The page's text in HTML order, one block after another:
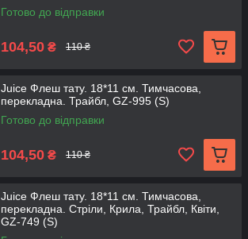
Готово до відправки
104,50 ₴ 110 ₴
Juice Флеш тату. 18*11 см. Тимчасова,
перекладна. Трайбл, GZ-995 (S)
Готово до відправки
104,50 ₴ 110 ₴
Juice Флеш тату. 18*11 см. Тимчасова,
перекладна. Стріли, Крила, Трайбл, Квіти,
GZ-749 (S)